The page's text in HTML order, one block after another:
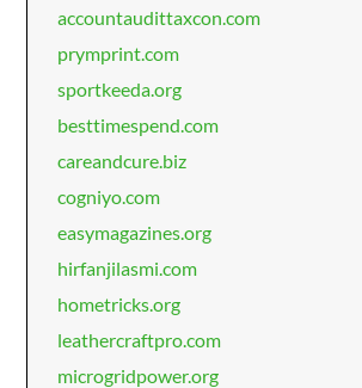
accountaudittaxcon.com
prymprint.com
sportkeeda.org
besttimespend.com
careandcure.biz
cogniyo.com
easymagazines.org
hirfanjilasmi.com
hometricks.org
leathercraftpro.com
microgridpower.org